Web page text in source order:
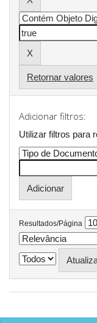
Retornar valores
Adicionar filtros:
Utilizar filtros para
Resultados/Página